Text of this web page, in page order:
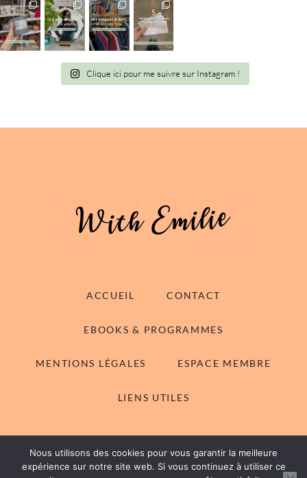
Clique ici pour me suivre sur Instagram !
ACCUEIL CONTACT
EBOOKS & PROGRAMMES
MENTIONS LÉGALES ESPACE MEMBRE
LIENS UTILES
© 2014-2026 With Emilie - Tous droits réservés
Nous utilisons des cookies pour vous garantir la meilleure
expérience sur notre site web. Si vous continuez à utiliser ce